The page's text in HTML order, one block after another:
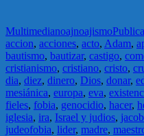
Multimedianoajnoajismo
accion, acciones, acto, Adam,
bautismo, bautizar, castigo,
cristianismo, cristiano, cristo,
dia, diez, dinero, Dios, donar,
mesiánica, europa, eva,
fieles, fobia, genocidio, hacer,
iglesia, ira, Israel y judios, jacob
judeofobia, lider, madre,